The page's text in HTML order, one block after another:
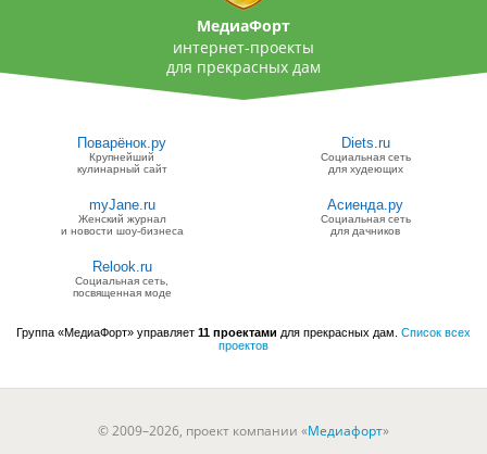
МедиаФорт
интернет-проекты
для прекрасных дам
Поварёнок.ру
Крупнейший
кулинарный сайт
Diets.ru
Социальная сеть
для худеющих
myJane.ru
Женский журнал
и новости шоу-бизнеса
Асиенда.ру
Социальная сеть
для дачников
Relook.ru
Социальная сеть,
посвященная моде
Группа «МедиаФорт» управляет 11 проектами для прекрасных дам. Список всех
проектов
© 2009–2026, проект компании «Медиафорт»